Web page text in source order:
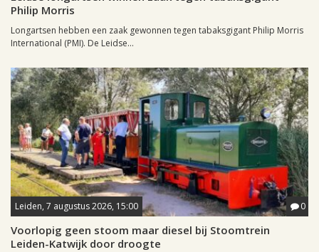
Philip Morris
Longartsen hebben een zaak gewonnen tegen tabaksgigant Philip Morris
International (PMI). De Leidse...
Leiden, 7 augustus 2026, 15:00 0
Voorlopig geen stoom maar diesel bij Stoomtrein
Leiden-Katwijk door droogte